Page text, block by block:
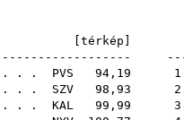
[ térkép
. . PVS 94,19
. . . SZV 98,93
. . . KAL 99,99